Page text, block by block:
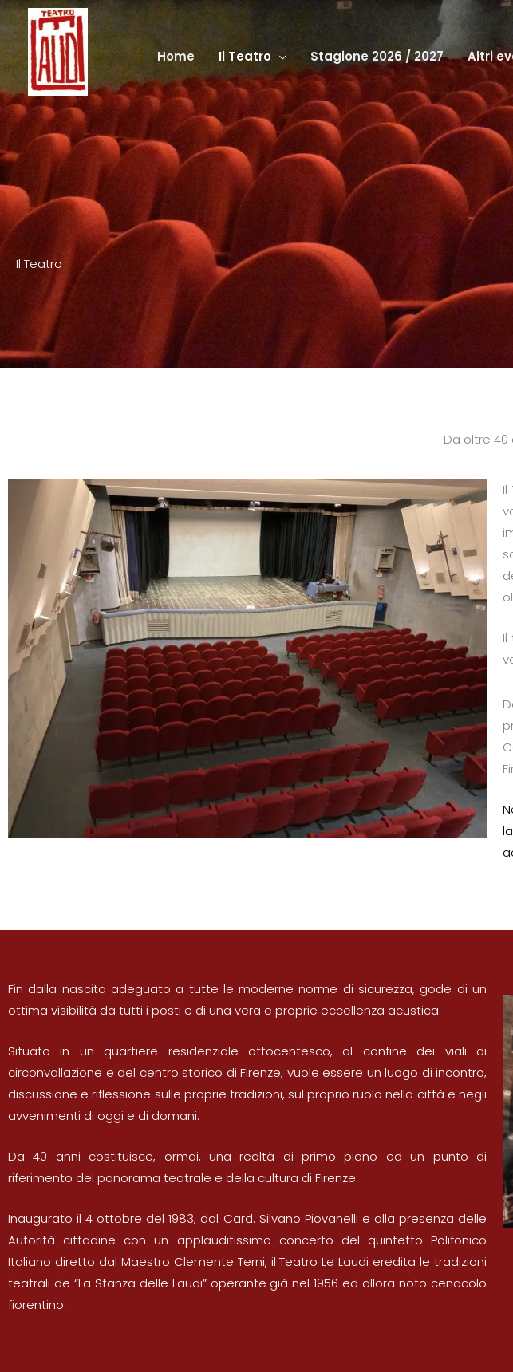
Vai
al
contenuto
Home Il Teatro Stagione 2026 / 2027 Altri
Il Teatro
Da oltre 40
Il
Fin dalla nascita adeguato a tutte le moderne norme di sicurezza, gode di un
ottima visibilità da tutti i posti e di una vera e proprie eccellenza acustica.
Situato in un quartiere residenziale ottocentesco, al confine dei viali di
circonvallazione e del centro storico di Firenze, vuole essere un luogo di incontro,
discussione e riflessione sulle proprie tradizioni, sul proprio ruolo nella città e negli
avvenimenti di oggi e di domani.
Da 40 anni costituisce, ormai, una realtà di primo piano ed un punto di
riferimento del panorama teatrale e della cultura di Firenze.
Inaugurato il 4 ottobre del 1983, dal Card. Silvano Piovanelli e alla presenza delle
Autorità cittadine con un applauditissimo concerto del quintetto Polifonico
Italiano diretto dal Maestro Clemente Terni, il Teatro Le Laudi eredita le tradizioni
teatrali de “La Stanza delle Laudi” operante già nel 1956 ed allora noto cenacolo
fiorentino.